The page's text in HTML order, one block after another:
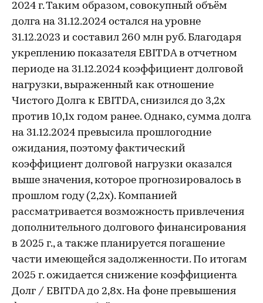
2024 г. Таким образом, совокупный объём
долга на 31.12.2024 остался на уровне
31.12.2023 и составил 260 млн руб. Благодаря
укреплению показателя EBITDA в отчетном
периоде на 31.12.2024 коэффициент долговой
нагрузки, выраженный как отношение
Чистого Долга к EBITDA, снизился до 3,2х
против 10,1х годом ранее. Однако, сумма долга
на 31.12.2024 превысила прошлогодние
ожидания, поэтому фактический
коэффициент долговой нагрузки оказался
выше значения, которое прогнозировалось в
прошлом году (2,2х). Компанией
рассматривается возможность привлечения
дополнительного долгового финансирования
в 2025 г., а также планируется погашение
части имеющейся задолженности. По итогам
2025 г. ожидается снижение коэффициента
Долг / EBITDA до 2,8х. На фоне превышения